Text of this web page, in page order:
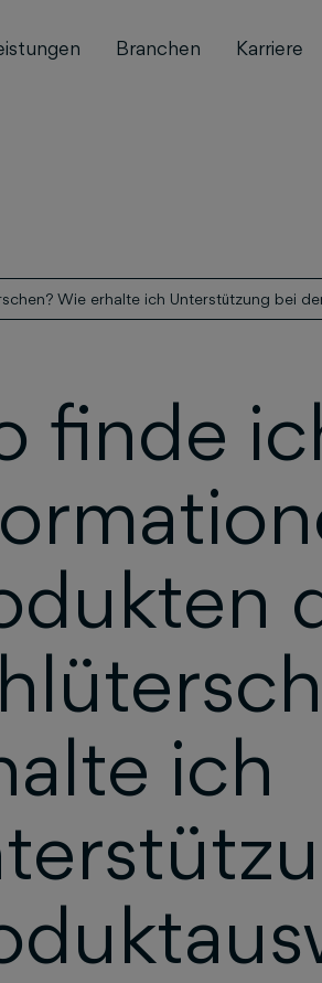
Branchen Karriere
Wie erhalte ich Unterstützung bei
finde
ich